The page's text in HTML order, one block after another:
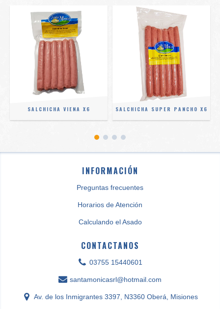
SALCHICHA VIENA X6 SALCHICHA SUPER PANCHO X6
INFORMACIÓN
Preguntas frecuentes
Horarios de Atención
Calculando el Asado
CONTACTANOS
03755 15440601
santamonicasrl@hotmail.com
Av. de los Inmigrantes 3397, N3360 Oberá, Misiones